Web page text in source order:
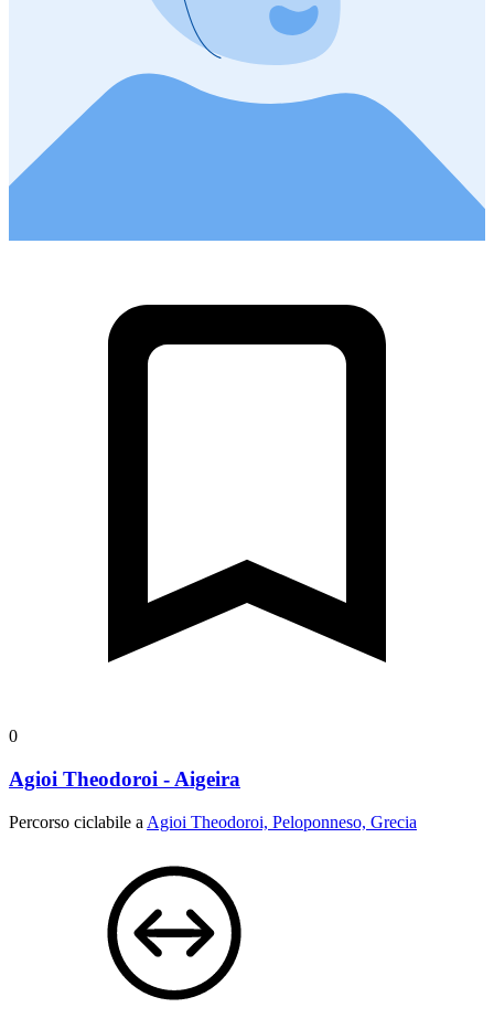
0
Agioi Theodoroi - Aigeira
Percorso ciclabile a Agioi Theodoroi, Peloponneso, Grecia